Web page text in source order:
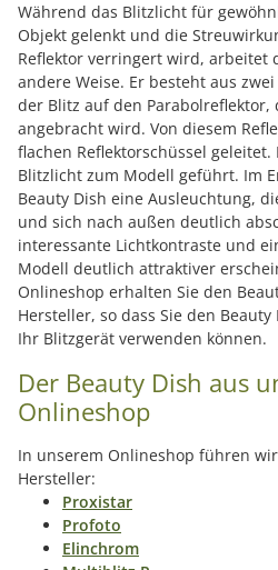
Während das Blitzlicht für
Objekt gelenkt und die
Reflektor verringert wird, arbeitet
andere Weise. Er besteht aus
der Blitz auf den
angebracht wird. Von diesem
flachen Reflektorschüssel
Blitzlicht zum Modell geführt. Im
Beauty Dish eine Ausleuchtung,
und sich nach außen deutlich
interessante Lichtkontraste und
Modell deutlich attraktiver
Onlineshop erhalten Sie den
Hersteller, so dass Sie den
Ihr Blitzgerät verwenden können.
Der Beauty Dish aus
Onlineshop
In unserem Onlineshop führen
Hersteller:
Proxistar
Profoto
Elinchrom